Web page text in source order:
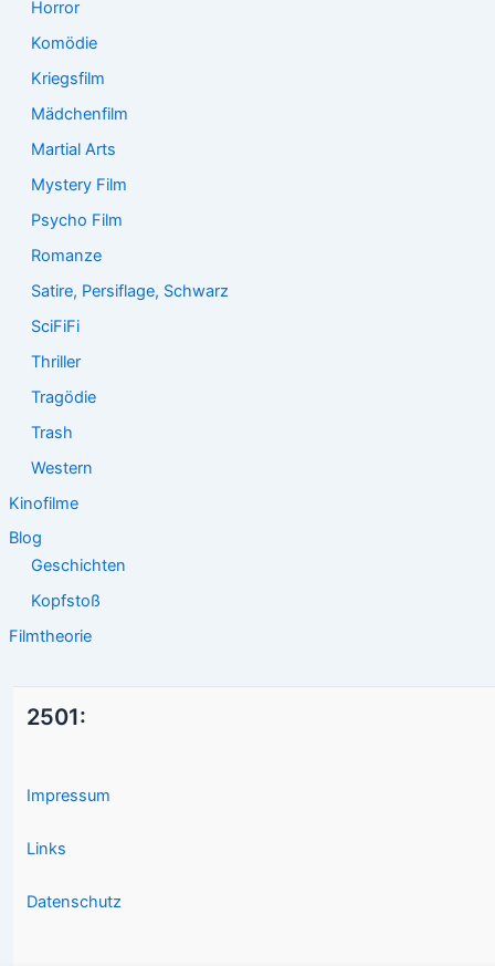
Horror
Komödie
Kriegsfilm
Mädchenfilm
Martial Arts
Mystery Film
Psycho Film
Romanze
Satire, Persiflage, Schwarz
SciFiFi
Thriller
Tragödie
Trash
Western
Kinofilme
Blog
Geschichten
Kopfstoß
Filmtheorie
2501:
Impressum
Links
Datenschutz